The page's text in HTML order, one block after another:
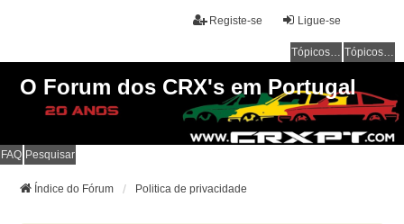
Ligue-se
Registe-se
Tópicos sem resposta Tópicos ativos
O Forum dos CRX's em Portugal
FAQ Pesquisar
Índice do Fórum Politica de privacidade